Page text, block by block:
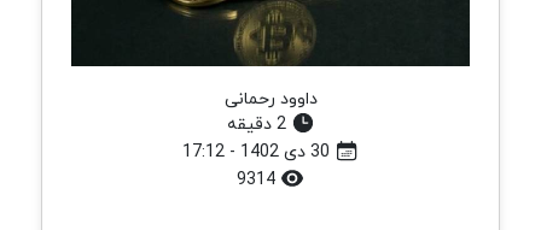
داوود رحمانی
2 دقیقه